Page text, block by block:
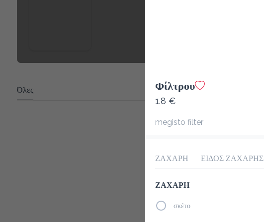
Όλες Φίλτρου
1.8 €
megisto filter
ΖΑΧΑΡΗ ΕΙΔΟΣ ΖΑΧΑΡΗΣ
ΖΑΧΑΡΗ
σκέτο